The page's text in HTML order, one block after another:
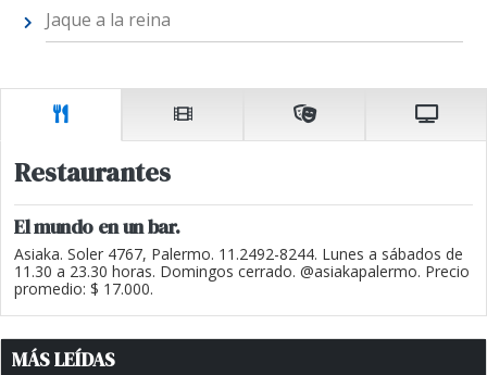
Jaque a la reina
Restaurantes
El mundo en un bar.
Asiaka. Soler 4767, Palermo. 11.2492-8244. Lunes a sábados de
11.30 a 23.30 horas. Domingos cerrado. @asiakapalermo. Precio
promedio: $ 17.000.
MÁS LEÍDAS